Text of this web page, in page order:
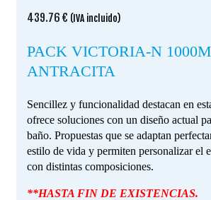
439.76 € (IVA incluido)
PACK VICTORIA-N
ANTRACITA
Sencillez y funcionalidad destacan en
ofrece soluciones con un diseño actual
baño. Propuestas que se adaptan
estilo de vida y permiten personalizar el
con distintas composiciones.
**HASTA FIN DE EXISTENCIAS.